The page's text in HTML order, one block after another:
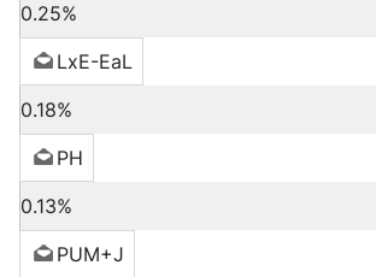
0.25%
LxE-EaL
0.18%
PH
0.13%
PUM+J